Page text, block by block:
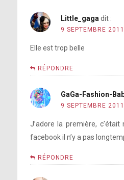
Little_gaga dit :
9 SEPTEMBRE
Elle est trop belle
RÉPONDRE
GaGa-Fashion-
9 SEPTEMBRE
J’adore la première,
facebook il n’y a pas
RÉPONDRE